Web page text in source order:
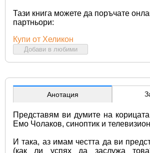
Тази книга можете да поръчате
партньори:
Купи от Хеликон
Добави в любими
Анотация
Представям ви думите на корицата
Емо Чолаков, синоптик и
И така, аз имам честта да ви
(как ли успях да заслужа